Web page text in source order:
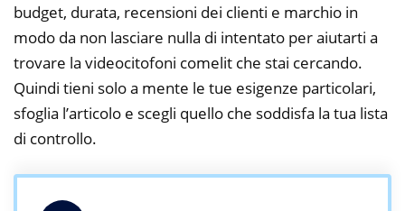
budget, durata, recensioni dei clienti e marchio in
modo da non lasciare nulla di intentato per aiutarti a
trovare la videocitofoni comelit che stai cercando.
Quindi tieni solo a mente le tue esigenze particolari,
sfoglia l’articolo e scegli quello che soddisfa la tua lista
di controllo.